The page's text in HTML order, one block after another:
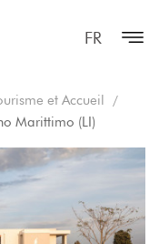
FR
et Accueil
Marittimo (LI)